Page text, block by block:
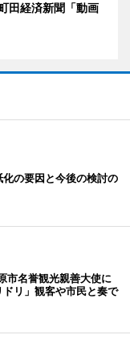
田経済新聞「動画
の要因と今後の検討の
名誉観光親善大使に
リ」観客や市民と奏で